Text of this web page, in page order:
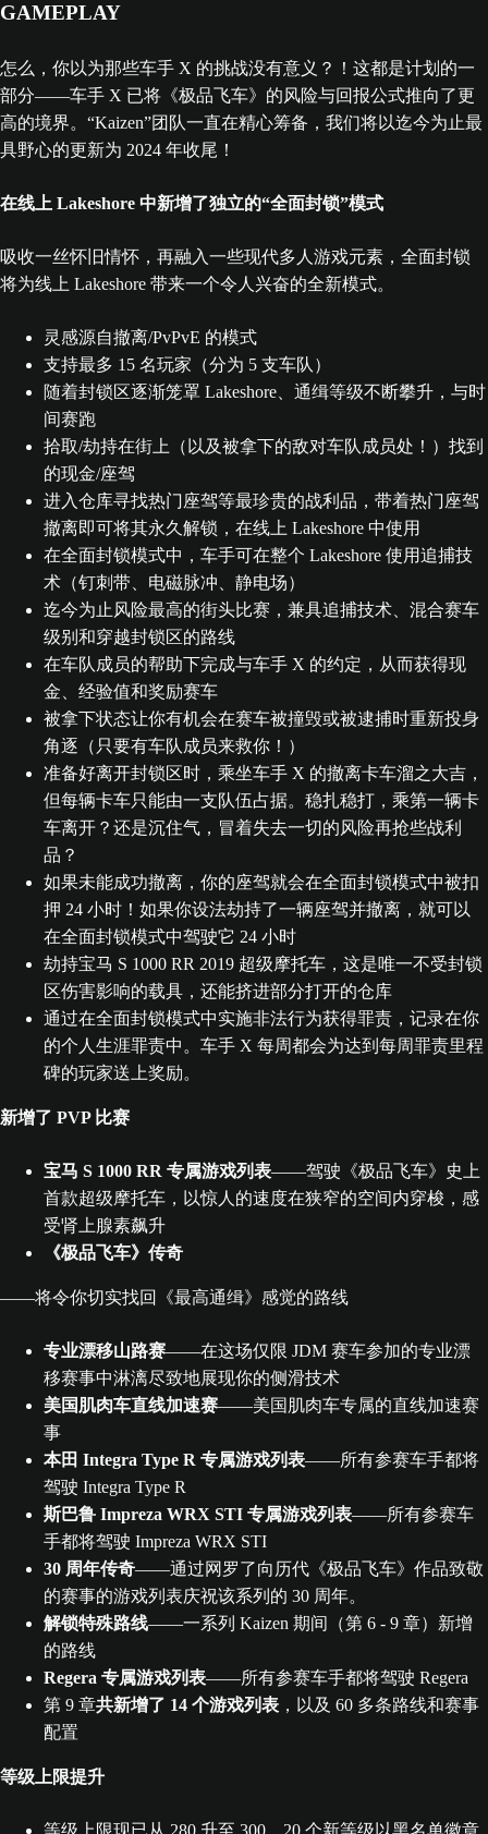
GAMEPLAY
怎么，你以为那些车手 X 的挑战没有意义？！这都是计划的一
部分——车手 X 已将《极品飞车》的风险与回报公式推向了更
高的境界。“Kaizen”团队一直在精心筹备，我们将以迄今为止最
具野心的更新为 2024 年收尾！
在线上 Lakeshore 中新增了独立的“全面封锁”模式
吸收一丝怀旧情怀，再融入一些现代多人游戏元素，全面封锁
将为线上 Lakeshore 带来一个令人兴奋的全新模式。
灵感源自撤离/PvPvE 的模式
支持最多 15 名玩家（分为 5 支车队）
随着封锁区逐渐笼罩 Lakeshore、通缉等级不断攀升，与时
间赛跑
拾取/劫持在街上（以及被拿下的敌对车队成员处！）找到
的现金/座驾
进入仓库寻找热门座驾等最珍贵的战利品，带着热门座驾
撤离即可将其永久解锁，在线上 Lakeshore 中使用
在全面封锁模式中，车手可在整个 Lakeshore 使用追捕技
术（钉刺带、电磁脉冲、静电场）
迄今为止风险最高的街头比赛，兼具追捕技术、混合赛车
级别和穿越封锁区的路线
在车队成员的帮助下完成与车手 X 的约定，从而获得现
金、经验值和奖励赛车
被拿下状态让你有机会在赛车被撞毁或被逮捕时重新投身
角逐（只要有车队成员来救你！）
准备好离开封锁区时，乘坐车手 X 的撤离卡车溜之大吉，
但每辆卡车只能由一支队伍占据。稳扎稳打，乘第一辆卡
车离开？还是沉住气，冒着失去一切的风险再抢些战利
品？
如果未能成功撤离，你的座驾就会在全面封锁模式中被扣
押 24 小时！如果你设法劫持了一辆座驾并撤离，就可以
在全面封锁模式中驾驶它 24 小时
劫持宝马 S 1000 RR 2019 超级摩托车，这是唯一不受封锁
区伤害影响的载具，还能挤进部分打开的仓库
通过在全面封锁模式中实施非法行为获得罪责，记录在你
的个人生涯罪责中。车手 X 每周都会为达到每周罪责里程
碑的玩家送上奖励。
新增了 PVP 比赛
宝马 S 1000 RR 专属游戏列表——驾驶《极品飞车》史上
首款超级摩托车，以惊人的速度在狭窄的空间内穿梭，感
受肾上腺素飙升
《极品飞车》传奇
——将令你切实找回《最高通缉》感觉的路线
专业漂移山路赛——在这场仅限 JDM 赛车参加的专业漂
移赛事中淋漓尽致地展现你的侧滑技术
美国肌肉车直线加速赛——美国肌肉车专属的直线加速赛
事
本田 Integra Type R 专属游戏列表——所有参赛车手都将
驾驶 Integra Type R
斯巴鲁 Impreza WRX STI 专属游戏列表——所有参赛车
手都将驾驶 Impreza WRX STI
30 周年传奇——通过网罗了向历代《极品飞车》作品致敬
的赛事的游戏列表庆祝该系列的 30 周年。
解锁特殊路线——一系列 Kaizen 期间（第 6 - 9 章）新增
的路线
Regera 专属游戏列表——所有参赛车手都将驾驶 Regera
第 9 章共新增了 14 个游戏列表 ，以及 60 多条路线和赛事
配置
等级上限提升
等级上限现已从 280 升至 300。20 个新等级以黑名单徽章